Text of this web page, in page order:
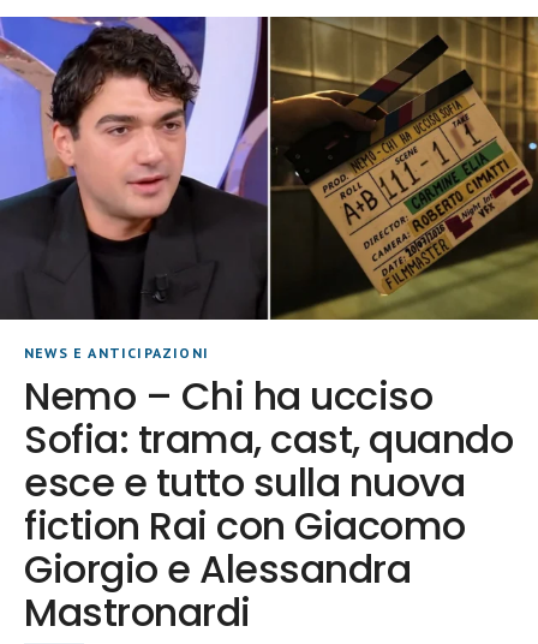
NEWS E ANTICIPAZIONI
Nemo – Chi ha ucciso
Sofia: trama, cast, quando
esce e tutto sulla nuova
fiction Rai con Giacomo
Giorgio e Alessandra
Mastronardi